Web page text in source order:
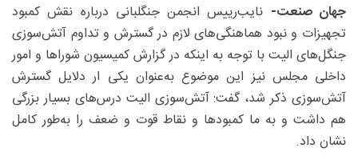
جهان صنعت- نایب‌رییس انجمن جنگلبانی درباره نقش کمبود
تجهیزات و نبود هماهنگی‌های لازم در گسترش و تداوم آتش‌سوزی
جنگل‌های الیت با توجه به اینکه در گزارش کمیسیون شوراها و امور
داخلی مجلس نیز این موضوع به‌عنوان یکی ار دلایل گسترش
آتش‌سوزی ذکر شد، گفت: آتش‌سوزی الیت درس‌های بسیار بزرگی
هم داشت و به ما کمبودها و نقاط قوت و ضعف را به‌طور کامل
نشان داد.